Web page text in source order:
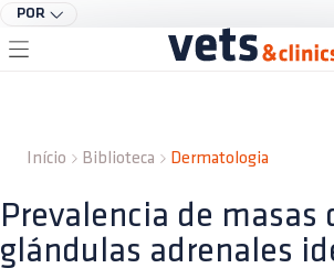
POR
Início Biblioteca Dermatologia
Prevalencia de masas
glándulas adrenales